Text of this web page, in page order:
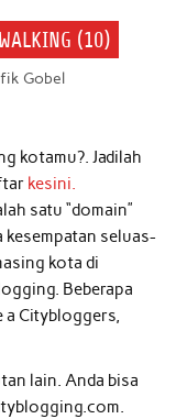
(10)
Gobel
kotamu?. Jadilah
kesini.
satu “domain”
kesempatan seluas-
kota di
Beberapa
a Citybloggers,
lain. Anda bisa